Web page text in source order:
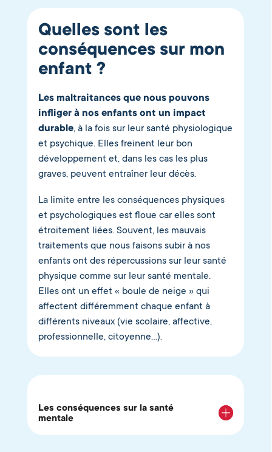
Quelles sont les
conséquences sur mon
enfant ?
Les maltraitances que nous pouvons
infliger à nos enfants ont un impact
durable, à la fois sur leur santé physiologique
et psychique. Elles freinent leur bon
développement et, dans les cas les plus
graves, peuvent entraîner leur décès.
La limite entre les conséquences physiques
et psychologiques est floue car elles sont
étroitement liées. Souvent, les mauvais
traitements que nous faisons subir à nos
enfants ont des répercussions sur leur santé
physique comme sur leur santé mentale.
Elles ont un effet « boule de neige » qui
affectent différemment chaque enfant à
différents niveaux (vie scolaire, affective,
professionnelle, citoyenne…).
Les conséquences sur la santé
mentale